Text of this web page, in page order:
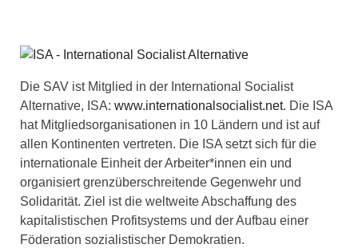
Die SAV ist Mitglied in der International Socialist
Alternative, ISA: www.internationalsocialist.net. Die ISA
hat Mitgliedsorganisationen in 10 Ländern und ist auf
allen Kontinenten vertreten. Die ISA setzt sich für die
internationale Einheit der Arbeiter*innen ein und
organisiert grenzüberschreitende Gegenwehr und
Solidarität. Ziel ist die weltweite Abschaffung des
kapitalistischen Profitsystems und der Aufbau einer
Föderation sozialistischer Demokratien.